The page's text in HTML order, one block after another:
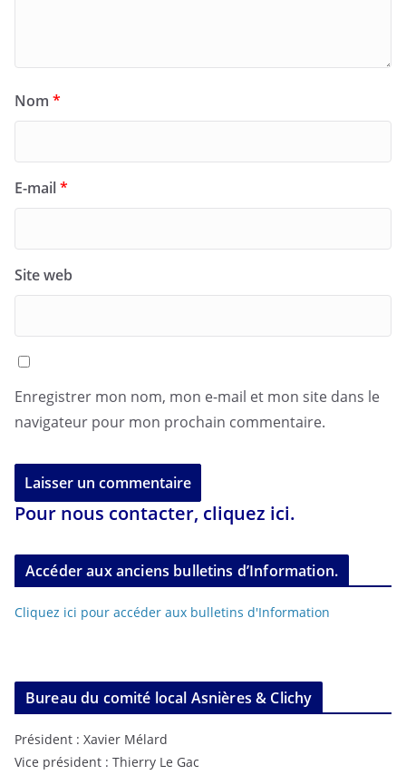
Nom *
E-mail*
Site web
Enregistrer mon nom, mon e-mail et mon site dans le
navigateur pour mon prochain commentaire.
Pour nous contacter, cliquez ici.
Accéder aux anciens bulletins d’Information.
Cliquez ici pour accéder aux bulletins d'Information
Bureau du comité local Asnières & Clichy
Président : Xavier Mélard
Vice président : Thierry Le Gac